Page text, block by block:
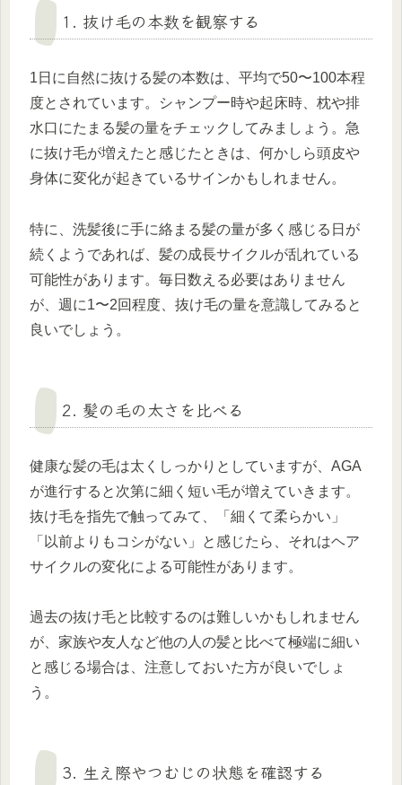
1. 抜け毛の本数を観察する
1日に自然に抜ける髪の本数は、平均で50〜100本程
度とされています。シャンプー時や起床時、枕や排
水口にたまる髪の量をチェックしてみましょう。急
に抜け毛が増えたと感じたときは、何かしら頭皮や
身体に変化が起きているサインかもしれません。
特に、洗髪後に手に絡まる髪の量が多く感じる日が
続くようであれば、髪の成長サイクルが乱れている
可能性があります。毎日数える必要はありません
が、週に1〜2回程度、抜け毛の量を意識してみると
良いでしょう。
2. 髪の毛の太さを比べる
健康な髪の毛は太くしっかりとしていますが、AGA
が進行すると次第に細く短い毛が増えていきます。
抜け毛を指先で触ってみて、「細くて柔らかい」
「以前よりもコシがない」と感じたら、それはヘア
サイクルの変化による可能性があります。
過去の抜け毛と比較するのは難しいかもしれません
が、家族や友人など他の人の髪と比べて極端に細い
と感じる場合は、注意しておいた方が良いでしょ
う。
3. 生え際やつむじの状態を確認する